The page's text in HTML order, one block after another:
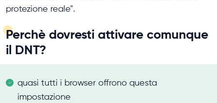
protezione reale".
Perchè dovresti attivare comunque
il DNT?
quasi tutti i browser offrono questa
impostazione